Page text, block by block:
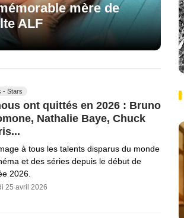
mère de
ALF
- Stars
ont quittés en 2026 : Bruno
Nathalie Baye, Chuck
à tous les talents disparus du monde
et des séries depuis le début de
2026.
25 avril 2026